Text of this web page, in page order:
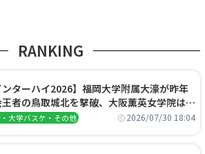
RANKING
ンターハイ2026】福岡大学附属大濠が昨年
者の鳥取城北を撃破、大阪薫英女学院は岐
に完勝、大会3日目試合結果
大学バスケ・その他 2026/07/30 18:04